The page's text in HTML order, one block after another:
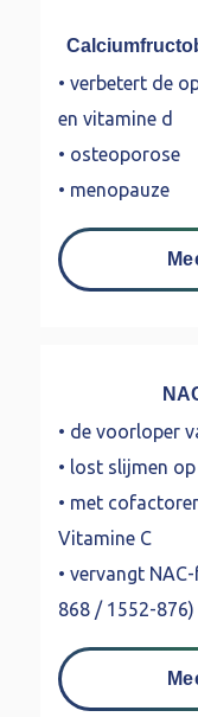
• verbetert de
en vitamine d
• osteoporose
• menopauze
• de voorloper
• lost slijmen
• met
Vitamine C
• vervangt
868 / 1552-876)